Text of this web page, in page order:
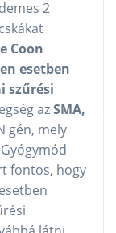
2
Coon
esetben
szűrési
azSMA,
gén, mely
fontos, hogy